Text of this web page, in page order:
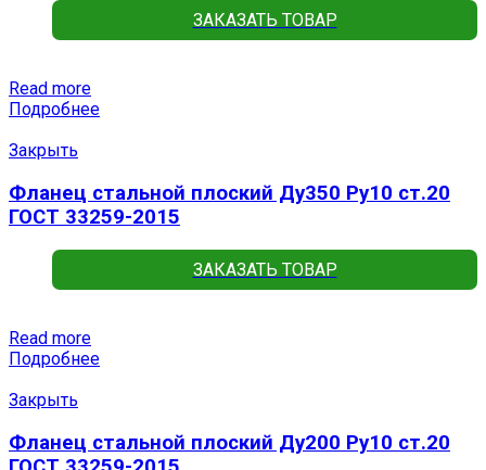
ЗАКАЗАТЬ ТОВАР
Read more
Подробнее
Закрыть
Фланец стальной плоский Ду350 Ру10 ст.20
ГОСТ 33259-2015
ЗАКАЗАТЬ ТОВАР
Read more
Подробнее
Закрыть
Фланец стальной плоский Ду200 Ру10 ст.20